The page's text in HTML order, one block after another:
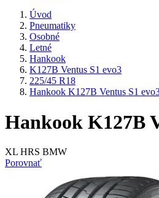
Úvod
Pneumatiky
Osobné
Letné
Hankook
K127B Ventus S1 evo3
225/45 R18
Hankook K127B Ventus S1
Hankook K127B
XL HRS BMW
Porovnať